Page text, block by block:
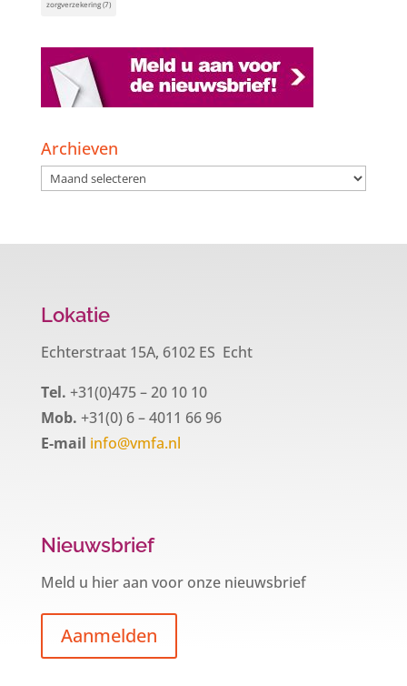
zorgverzekering(7)
Archieven
Archieven
Lokatie
Echterstraat 15A, 6102 ES Echt
Tel. +31(0)475 – 20 10 10
Mob. +31(0) 6 – 4011 66 96
E-mail info@vmfa.nl
Nieuwsbrief
Meld u hier aan voor onze nieuwsbrief
Aanmelden